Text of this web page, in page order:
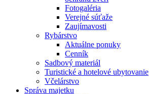
Fotogaléria
Verejné súťaže
Zaujímavosti
Rybárstvo
Aktuálne ponuky
Cenník
Sadbový materiál
Turistické a hotelové ubytovanie
Včelárstvo
Správa majetku